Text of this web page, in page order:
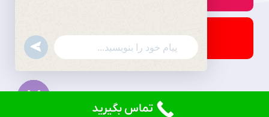
© کلیه حقوق برای دادنام محفوظ است.
تماس بگیرید
WhatsApp
Message
undefined